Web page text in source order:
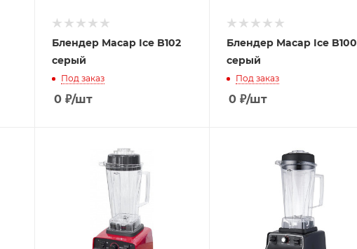
Блендер Macap Ice B102
серый
Под заказ
0 ₽/шт
Блендер Macap Ice B100
серый
Под заказ
0₽/шт